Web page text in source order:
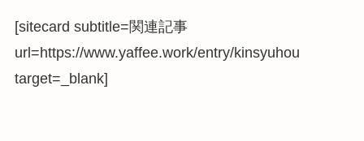
[sitecard subtitle=関連記事
url=https://www.yaffee.work/entry/kinsyuhou
target=_blank]